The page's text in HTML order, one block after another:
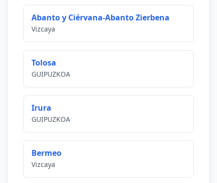
Abanto y Ciérvana-Abanto Zierbena
Vizcaya
Tolosa
GUIPUZKOA
Irura
GUIPUZKOA
Bermeo
Vizcaya